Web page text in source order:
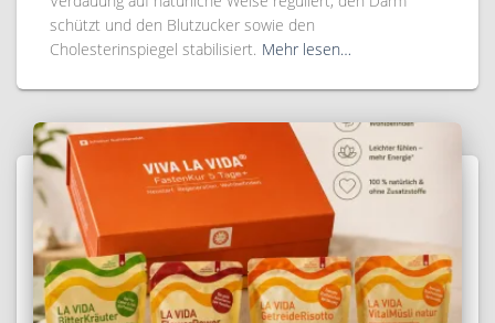
schützt und den Blutzucker sowie den
Cholesterinspiegel stabilisiert. Mehr lesen…